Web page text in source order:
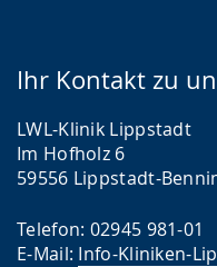
Ihr Kontakt zu
LWL-Klinik Lippstadt
Im Hofholz 6
59556 Lippstadt-
Telefon: 02945 981-01
E-Mail: Info-Kliniken-